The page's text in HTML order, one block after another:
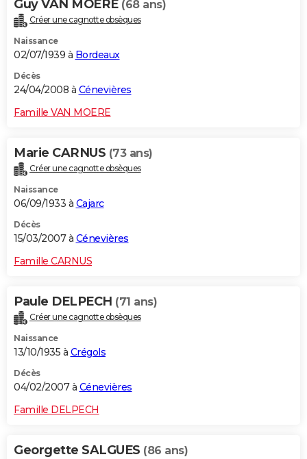
Guy VAN MOERE (68 ans)
Créer une cagnotte obsèques
Naissance
02/07/1939 à Bordeaux
Décès
24/04/2008 à Cénevières
Famille VAN MOERE
Marie CARNUS (73 ans)
Créer une cagnotte obsèques
Naissance
06/09/1933 à Cajarc
Décès
15/03/2007 à Cénevières
Famille CARNUS
Paule DELPECH (71 ans)
Créer une cagnotte obsèques
Naissance
13/10/1935 à Crégols
Décès
04/02/2007 à Cénevières
Famille DELPECH
Georgette SALGUES (86 ans)